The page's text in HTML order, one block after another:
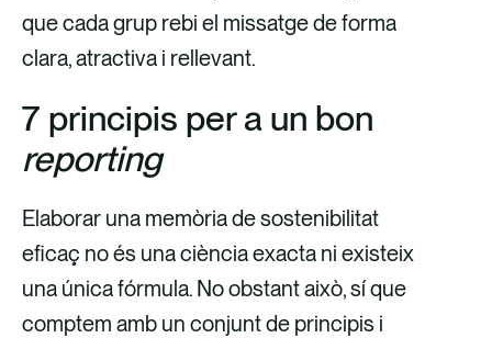
que cada grup rebi el missatge de forma
clara, atractiva i rellevant.
7 principis per a un bon
reporting
Elaborar una memòria de sostenibilitat
eficaç no és una ciència exacta ni existeix
una única fórmula. No obstant això, sí que
comptem amb un conjunt de principis i